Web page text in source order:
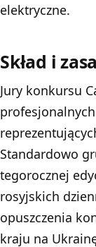
elektryczne.
Skład i
Jury konkursu
Standardowo
tegorocznej
rosyjskich
opuszczenia
kraju na